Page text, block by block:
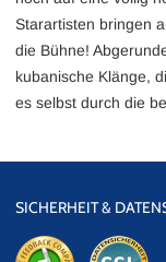
Starartisten bringen
die Bühne!
kubanische Klänge,
es selbst durch die
SICHERHEIT &